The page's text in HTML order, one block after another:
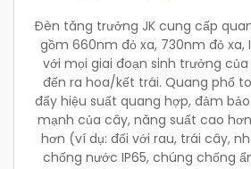
Đèn tăng trưởng JK cung cấp
gồm 660nm đỏ xa, 730nm đỏ xa,
với mọi giai đoạn sinh trưởng
đến ra hoa/kết trái. Quang phổ
đẩy hiệu suất quang hợp, đảm
mạnh của cây, năng suất cao
hơn (ví dụ: đối với rau, trái cây,
chống nước IP65, chúng chống